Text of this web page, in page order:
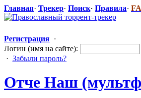
Главная· Трекер· Поиск· Правила·
Регистрация ·
Логин (имя на сайте):
· Забыли пароль?
Отче Наш